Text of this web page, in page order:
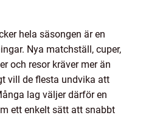
hela säsongen är en
Nya matchställ, cuper,
och resor kräver mer än
vill de flesta undvika att
lag väljer därför en
ett enkelt sätt att snabbt